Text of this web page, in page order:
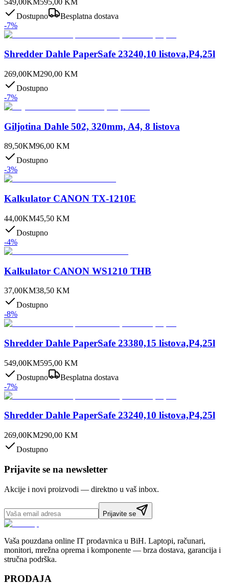
Dostupno
Besplatna dostava
-7%
Shredder Dahle PaperSafe 23240,10 listova,P4,25l
269,00KM290,00 KM
Dostupno
-7%
Giljotina Dahle 502, 320mm, A4, 8 listova
89,50KM96,00 KM
Dostupno
-3%
Kalkulator CANON TX-1210E
44,00KM45,50 KM
Dostupno
-4%
Kalkulator CANON WS1210 THB
37,00KM38,50 KM
Dostupno
-8%
Shredder Dahle PaperSafe 23380,15 listova,P4,25l
549,00KM595,00 KM
Dostupno
Besplatna dostava
-7%
Shredder Dahle PaperSafe 23240,10 listova,P4,25l
269,00KM290,00 KM
Dostupno
Prijavite se na newsletter
Akcije i novi proizvodi — direktno u vaš inbox.
Prijavite se
Vaša pouzdana online IT prodavnica u BiH. Laptopi, računari,
monitori, mrežna oprema i komponente — brza dostava, garancija i
stručna podrška.
PRODAJA